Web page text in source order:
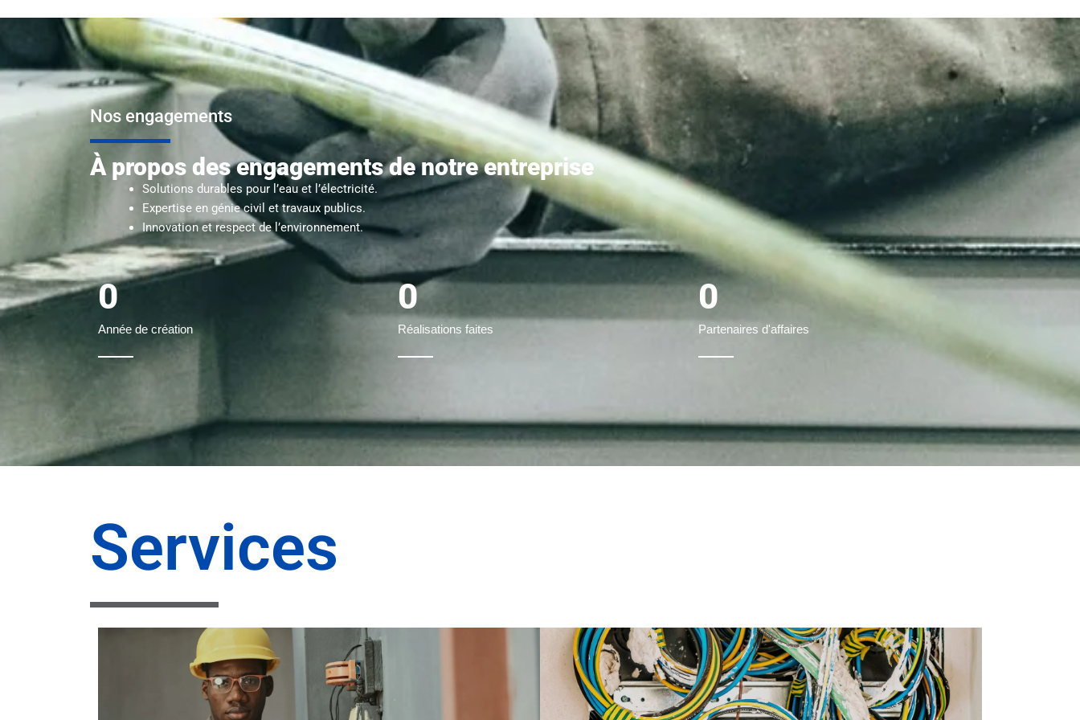
Nos engagements
À propos des engagements de notre entreprise
Solutions durables pour l’eau et l’électricité.
Expertise en génie civil et travaux publics.
Innovation et respect de l’environnement.
Année de création
0
Réalisations faites
0
Partenaires d'affaires
0
Services